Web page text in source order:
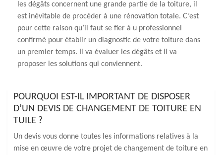
les dégâts concernent une grande partie de la toiture, il
est inévitable de procéder à une rénovation totale. C’est
pour cette raison qu’il faut se fier à u professionnel
confirmé pour établir un diagnostic de votre toiture dans
un premier temps. Il va évaluer les dégâts et il va
proposer les solutions qui conviennent.
POURQUOI EST-IL IMPORTANT DE DISPOSER
D’UN DEVIS DE CHANGEMENT DE TOITURE EN
TUILE ?
Un devis vous donne toutes les informations relatives à la
mise en œuvre de votre projet de changement de toiture en